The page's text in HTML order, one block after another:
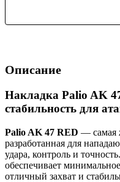
Описание
Накладка Palio AK
стабильность для
Palio AK 47 RED — самая
разработанная для
удара, контроль и
обеспечивает
отличный захват и